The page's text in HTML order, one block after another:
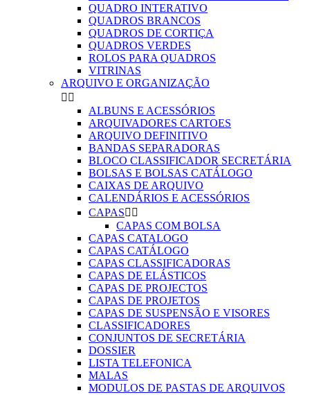
QUADRO INTERATIVO
QUADROS BRANCOS
QUADROS DE CORTIÇA
QUADROS VERDES
ROLOS PARA QUADROS
VITRINAS
ARQUIVO E ORGANIZAÇÃO
 
ALBUNS E ACESSÓRIOS
ARQUIVADORES CARTOES
ARQUIVO DEFINITIVO
BANDAS SEPARADORAS
BLOCO CLASSIFICADOR SECRETÁRIA
BOLSAS E BOLSAS CATÁLOGO
CAIXAS DE ARQUIVO
CALENDÁRIOS E ACESSÓRIOS
CAPAS 
CAPAS COM BOLSA
CAPAS CATALOGO
CAPAS CATÁLOGO
CAPAS CLASSIFICADORAS
CAPAS DE ELÁSTICOS
CAPAS DE PROJECTOS
CAPAS DE PROJETOS
CAPAS DE SUSPENSÃO E VISORES
CLASSIFICADORES
CONJUNTOS DE SECRETÁRIA
DOSSIER
LISTA TELEFONICA
MALAS
MODULOS DE PASTAS DE ARQUIVOS